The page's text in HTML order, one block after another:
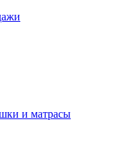
и матрасы